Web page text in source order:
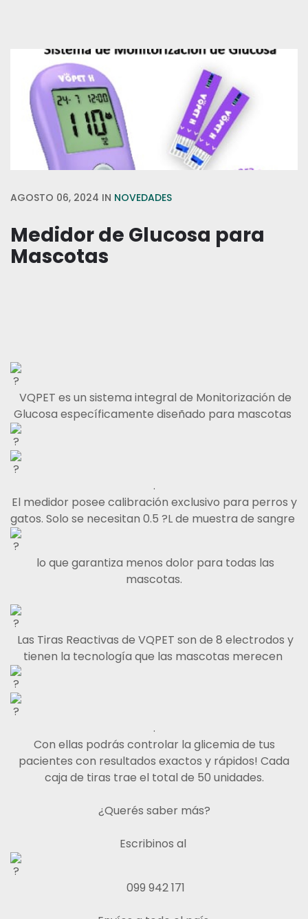
AGOSTO 06, 2024 IN NOVEDADES
Medidor de Glucosa para
Mascotas
VQPET es un sistema integral de Monitorización de
Glucosa específicamente diseñado para mascotas
.
El medidor posee calibración exclusivo para perros y
gatos. Solo se necesitan 0.5 ?L de muestra de sangre
lo que garantiza menos dolor para todas las
mascotas.
Las Tiras Reactivas de VQPET son de 8 electrodos y
tienen la tecnología que las mascotas merecen
.
Con ellas podrás controlar la glicemia de tus
pacientes con resultados exactos y rápidos! Cada
caja de tiras trae el total de 50 unidades.
¿Querés saber más?
Escribinos al
099 942 171